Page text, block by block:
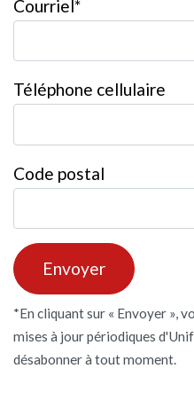
Courriel*
Téléphone cellulaire
Code postal
*En cliquant sur « Envoyer »,
mises à jour périodiques
désabonnerà tout moment.